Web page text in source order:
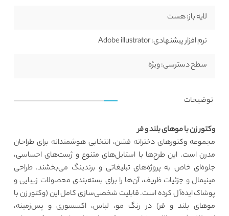
لایه باز:هست
نرم افزار پیشنهادی:
سطح دسترسی:ویژه
توضیحات
وکتور زن با موهای بلند و فر
مجموعه وکتورهای دخترانه فشن، انتخابی هوشمندانه برای طراحان
مدرن است. این طرح‌ها با استایل‌های متنوع و ژست‌های احساسی،
جلوه‌ای خاص به پروژه‌های تبلیغاتی و برندینگ می‌بخشند. طراحی
مینیمال و جزئیات ظریف، آن‌ها را برای بسته‌بندی محصولات زیبایی و
پوشاک ایده‌آل کرده است. قابلیت شخصی‌سازی کامل این (وکتور زن با
موهای بلند و فر) در رنگ مو، لباس، اکسسوری و پس‌زمینه،